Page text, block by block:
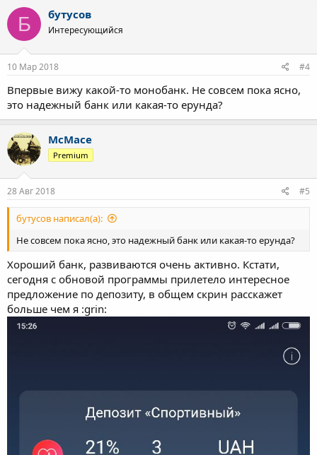
Б бутусов
Интересующийся
10 Мар 2018 #4
Впервые вижу какой-то монобанк. Не совсем пока ясно,
это надежный банк или какая-то ерунда?
McMace
Premium
28 Авг 2018 #5
бутусов написал(а):
Не совсем пока ясно, это надежный банк или какая-то ерунда?
Хороший банк, развиваются очень активно. Кстати,
сегодня с обновой программы прилетело интересное
предложение по депозиту, в общем скрин расскажет
больше чем я :grin: